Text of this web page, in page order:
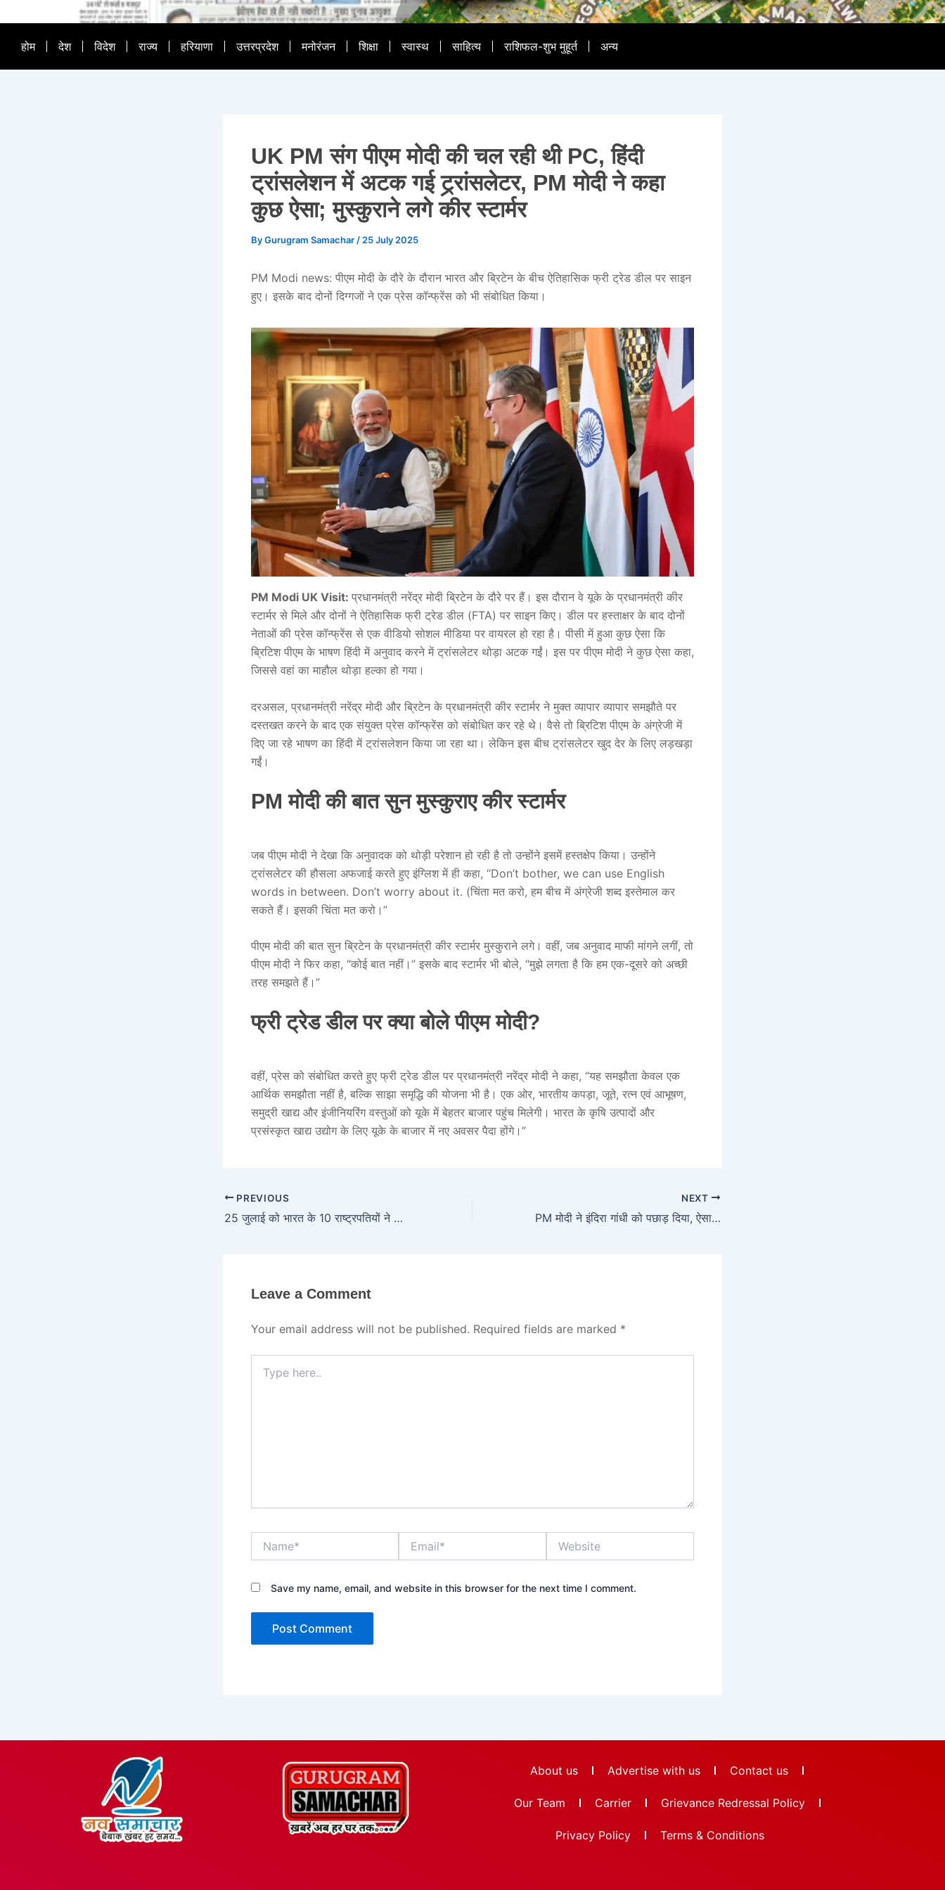
होम देश विदेश राज्य हरियाणा उत्तरप्रदेश मनोरंजन शिक्षा स्वास्थ साहित्य राशिफल-शुभ मुहूर्त अन्य
UK PM संग पीएम मोदी की चल रही थी PC, हिंदी
ट्रांसलेशन में अटक गई ट्र्रांसलेटर, PM मोदी ने कहा
कुछ ऐसा; मुस्कुराने लगे कीर स्टार्मर
ByGurugram Samachar / 25 July 2025
PM Modi news: पीएम मोदी के दौरे के दौरान भारत और ब्रिटेन के बीच ऐतिहासिक फ्री ट्रेड डील पर साइन
हुए। इसके बाद दोनों दिग्गजों ने एक प्रेस कॉन्फ्रेंस को भी संबोधित किया।
PM Modi UK Visit: प्रधानमंत्री नरेंद्र मोदी ब्रिटेन के दौरे पर हैं। इस दौरान वे यूके के प्रधानमंत्री कीर
स्टार्मर से मिले और दोनों ने ऐतिहासिक फ्री ट्रेड डील (FTA) पर साइन किए। डील पर हस्ताक्षर के बाद दोनों
नेताओं की प्रेस कॉन्फ्रेंस से एक वीडियो सोशल मीडिया पर वायरल हो रहा है। पीसी में हुआ कुछ ऐसा कि
ब्रिटिश पीएम के भाषण हिंदी में अनुवाद करने में ट्रांसलेटर थोड़ा अटक गईं। इस पर पीएम मोदी ने कुछ ऐसा कहा,
जिससे वहां का माहौल थोड़ा हल्का हो गया।
दरअसल, प्रधानमंत्री नरेंद्र मोदी और ब्रिटेन के प्रधानमंत्री कीर स्टार्मर ने मुक्त व्यापार व्यापार समझौते पर
दस्तखत करने के बाद एक संयुक्त प्रेस कॉन्फ्रेंस को संबोधित कर रहे थे। वैसे तो ब्रिटिश पीएम के अंग्रेजी में
दिए जा रहे भाषण का हिंदी में ट्रांसलेशन किया जा रहा था। लेकिन इस बीच ट्रांसलेटर खुद देर के लिए लड़खड़ा
गईं।
PM मोदी की बात सुन मुस्कुराए कीर स्टार्मर
जब पीएम मोदी ने देखा कि अनुवादक को थोड़ी परेशान हो रही है तो उन्होंने इसमें हस्तक्षेप किया। उन्होंने
ट्रांसलेटर की हौसला अफजाई करते हुए इंग्लिश में ही कहा, “Don’t bother, we can use English
words in between. Don’t worry about it. (चिंता मत करो, हम बीच में अंग्रेजी शब्द इस्तेमाल कर
सकते हैं। इसकी चिंता मत करो।”
पीएम मोदी की बात सुन ब्रिटेन के प्रधानमंत्री कीर स्टार्मर मुस्कुराने लगे। वहीं, जब अनुवाद माफी मांगने लगीं, तो
पीएम मोदी ने फिर कहा, “कोई बात नहीं।” इसके बाद स्टार्मर भी बोले, “मुझे लगता है कि हम एक-दूसरे को अच्छी
तरह समझते हैं।”
फ्री ट्रेड डील पर क्या बोले पीएम मोदी?
वहीं, प्रेस को संबोधित करते हुए फ्री ट्रेड डील पर प्रधानमंत्री नरेंद्र मोदी ने कहा, “यह समझौता केवल एक
आर्थिक समझौता नहीं है, बल्कि साझा समृद्धि की योजना भी है। एक ओर, भारतीय कपड़ा, जूते, रत्न एवं आभूषण,
समुद्री खाद्य और इंजीनियरिंग वस्तुओं को यूके में बेहतर बाजार पहुंच मिलेगी। भारत के कृषि उत्पादों और
प्रसंस्कृत खाद्य उद्योग के लिए यूके के बाजार में नए अवसर पैदा होंगे।”
PREVIOUS
25 जुलाई को भारत के 10 राष्ट्रपतियों ने ली है शपथ, जानें कब से शुरू हुआ ये सिलसिला
NEXT
PM मोदी ने इंदिरा गांधी को पछाड़ दिया, ऐसा करने वाले बन गए दूसरे पीएम
Leave a Comment
Your email address will not be published. Required fields are marked *
here..
Save my name, email, and website in this browser for the next time I comment.
About us Advertise with us Contact us
Our Team Carrier Grievance Redressal Policy
Privacy Policy Terms & Conditions